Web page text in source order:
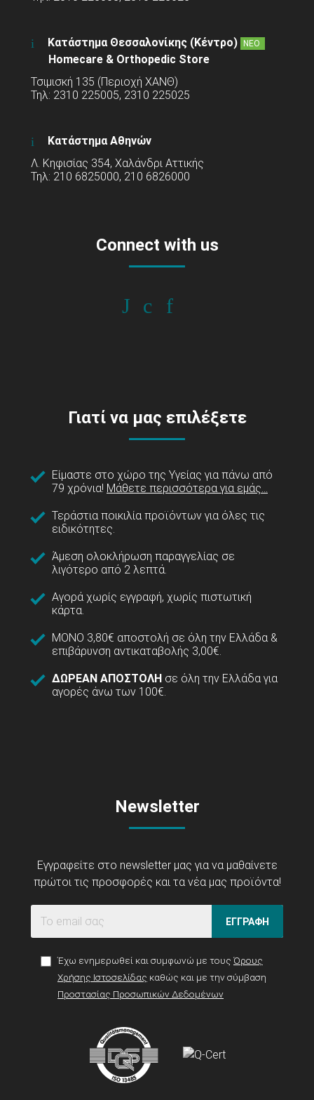
Κατάστημα Θεσσαλονίκης (Κέντρο) ΝΕΟ
Homecare & Orthopedic Store
Τσιμισκή 135 (Περιοχή ΧΑΝΘ)
Τηλ: 2310 225005, 2310 225025
Κατάστημα Αθηνών
Λ. Κηφισίας 354, Χαλάνδρι Αττικής
Τηλ: 210 6825000, 210 6826000
Connect with us
Γιατί να μας επιλέξετε
Είμαστε στο χώρο της Υγείας για πάνω από
79 χρόνια! Μάθετε περισσότερα για εμάς...
Τεράστια ποικιλία προϊόντων για όλες τις
ειδικότητες.
Άμεση ολοκλήρωση παραγγελίας σε
λιγότερο από 2 λεπτά.
Αγορά χωρίς εγγραφή, χωρίς πιστωτική
κάρτα.
ΜΟΝΟ 3,80€ αποστολή σε όλη την Ελλάδα &
επιβάρυνση αντικαταβολής 3,00€.
ΔΩΡΕΑΝ ΑΠΟΣΤΟΛΗ σε όλη την Ελλάδα για
αγορές άνω των 100€.
Newsletter
Εγγραφείτε στο newsletter μας για να μαθαίνετε
πρώτοι τις προσφορές και τα νέα μας προϊόντα!
ΕΓΓΡΑΦΗ
Έχω ενημερωθεί και συμφωνώ με τους Όρους
Χρήσης Ιστοσελίδας καθώς και με την σύμβαση
Προστασίας Προσωπικών Δεδομένων